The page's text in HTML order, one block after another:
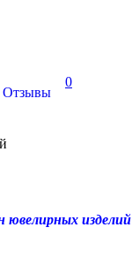
Отзывы
0
ювелирных изделий